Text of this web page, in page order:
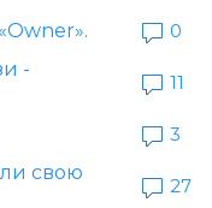
0
-
11
3
свою
27